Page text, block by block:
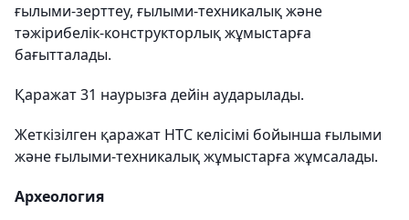
ғылыми-зерттеу, ғылыми-техникалық және
тәжірибелік-конструкторлық жұмыстарға
бағытталады.
Қаражат 31 наурызға дейін аударылады.
Жеткізілген қаражат НТС келісімі бойынша ғылыми
және ғылыми-техникалық жұмыстарға жұмсалады.
Археология